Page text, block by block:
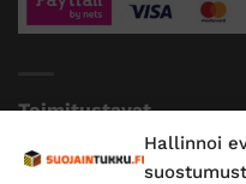
Hallinnoi
Toimitustavat
Posti